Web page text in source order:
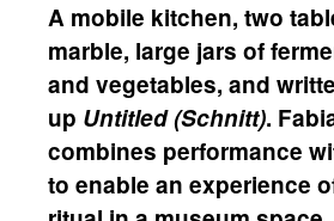
A mobile kitchen, two
marble, large jars of
and vegetables, and
up Untitled (Schnitt).
combines performance
to enable an experience